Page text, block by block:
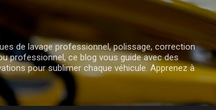
de lavage professionnel, polissage, correction
professionnel, ce blog vous guide avec des
pour sublimer chaque véhicule. Apprenez à